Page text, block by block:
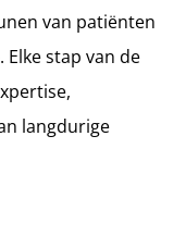
van patiënten
stap van de
langdurige